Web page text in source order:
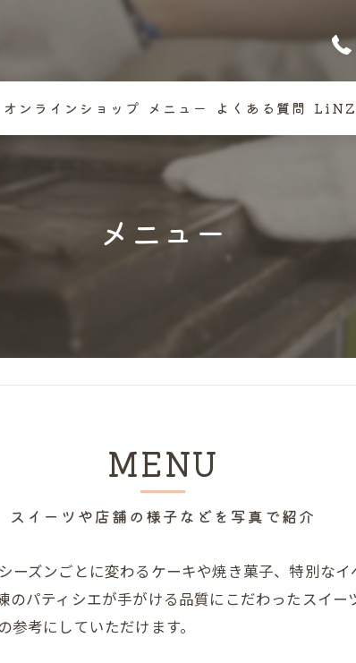
オンラインショップ メニュー よくある質問 LiNZ
フ
メニュー
MENU
スイーツや店舗の様子などを写真で紹介
ズンごとに変わるケーキや焼き菓子、特別な
パティシエが手がける品質にこだわったスイ
考にしていただけます。